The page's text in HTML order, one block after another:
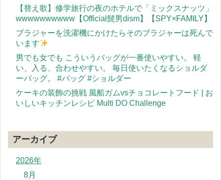
【替え歌】修学旅行の夜のホテルで「ミックスナッツ」
wwwwwwwwww【Official髭男dism】【SPY×FAMILY】
ブラジャーを洗濯機にかけたらそのブラジャーは死んで
います
男でも女でも こういうバッグが一番使いやすい。 軽
い、入る、合わせやすい。 毎日使いたくなるショルダ
ーバッグ。 #バッグ #ショルダー
ケーキの装飾の挑戦 風船ガムvsチョコレートフード | お
いしいキッチンレシピ Multi DO Challenge
アーカイブ
2026年
8月